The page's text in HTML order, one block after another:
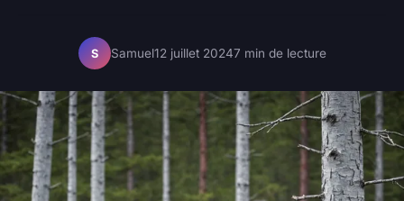
S Samuel12 juillet 20247 min de lecture